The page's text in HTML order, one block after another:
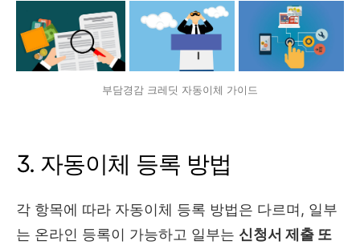
부담경감 크레딧 자동이체 가이드
3. 자동이체 등록 방법
각 항목에 따라 자동이체 등록 방법은 다르며, 일부
는 온라인 등록이 가능하고 일부는 신청서 제출 또